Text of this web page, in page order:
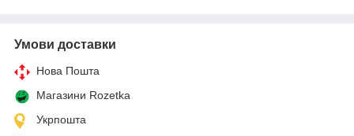
Умови доставки
Нова Пошта
Магазини Rozetka
Укрпошта